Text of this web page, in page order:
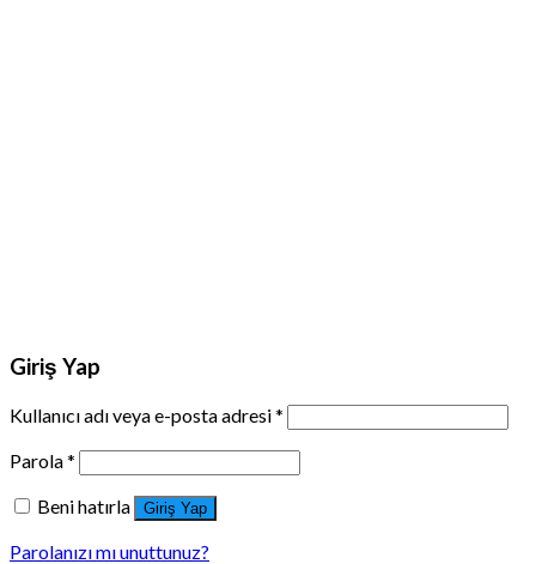
Giriş Yap
Kullanıcı adı veya e-posta adresi*
Parola*
Beni hatırla
Giriş Yap
Parolanızı mı unuttunuz?